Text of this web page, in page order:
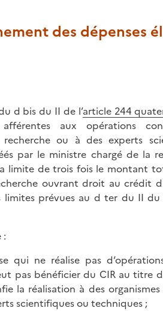
des dépenses
d bis du II de l’article 244
afférentes aux opérations
recherche ou à des experts
par le ministre chargé de la
limite de trois fois le montant
ouvrant droit au crédit
limites prévues au d ter du II
:
qui ne réalise pas
pas bénéficier du CIR au titre
la réalisation à des
scientifiques ou techniques ;